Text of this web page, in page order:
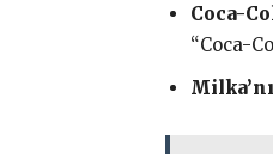
Coca-
“Coca-